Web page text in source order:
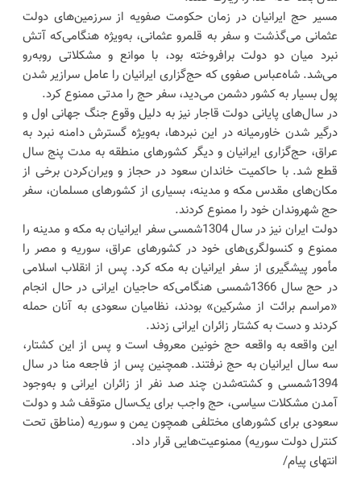
مسیر حج ایرانیان در زمان حکومت صفویه از سرزمین‌های دولت
عثمانی می‌گذشت و سفر به قلمرو عثمانی، به‌ویژه هنگامی‌که آتش
نبرد میان دو دولت برافروخته بود، با موانع و مشکلاتی روبه‌رو
می‌شد. شاه‌عباس صفوی که حج‌گزاری ایرانیان را عامل سرازیر شدن
پول بسیار به کشور دشمن می‌دید، سفر حج را مدتی ممنوع کرد.
در سال‌های پایانی دولت قاجار نیز به دلیل وقوع جنگ جهانی اول و
درگیر شدن خاورمیانه در این نبردها، به‌ویژه گسترش دامنه نبرد به
عراق، حج‌گزاری ایرانیان و دیگر کشورهای منطقه به مدت پنج سال
قطع شد. با حاکمیت خاندان سعود در حجاز و ویران‌کردن برخی از
مکان‌های مقدس مکه و مدینه، بسیاری از کشورهای مسلمان، سفر
حج شهروندان خود را ممنوع کردند.
دولت ایران نیز در سال 1304شمسی سفر ایرانیان به مکه و مدینه را
ممنوع و کنسولگری‌های خود در کشورهای عراق، سوریه و مصر را
مأمور پیشگیری از سفر ایرانیان به مکه کرد. پس از انقلاب اسلامی
در حج سال 1366شمسی هنگامی‌که حاجیان ایرانی در حال انجام
«مراسم برائت از مشرکین» بودند، نظامیان سعودی به آنان حمله
کردند و دست به کشتار زائران ایرانی زدند.
این واقعه به واقعه حج خونین معروف است و پس از این کشتار،‌
سه سال ایرانیان به حج نرفتند. همچنین پس از فاجعه منا در سال
1394شمسی و کشته‌شدن چند صد نفر از زائران ایرانی و به‌وجود
آمدن مشکلات سیاسی، حج واجب برای یک‌سال متوقف شد و دولت
سعودی برای کشورهای مختلفی همچون یمن و سوریه (مناطق تحت
کنترل دولت سوریه) ممنوعیت‌هایی قرار داد.
انتهای پیام/